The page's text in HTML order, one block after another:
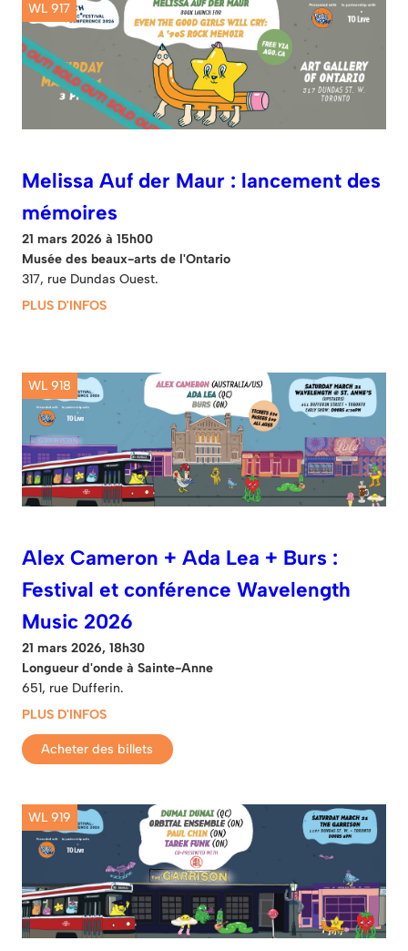
WL 917
Melissa Auf der Maur : lancement des
mémoires
21 mars 2026 à 15h00
Musée des beaux-arts de l'Ontario
317, rue Dundas Ouest.
PLUS D'INFOS
WL 918
Alex Cameron + Ada Lea + Burs :
Festival et conférence Wavelength
Music 2026
21 mars 2026, 18h30
Longueur d'onde à Sainte-Anne
651, rue Dufferin.
PLUS D'INFOS
Acheter des billets
WL 919